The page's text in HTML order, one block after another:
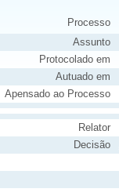
Processo
Assunto
Protocolado em
Autuado em
Apensado ao Processo
Relator
Decisão